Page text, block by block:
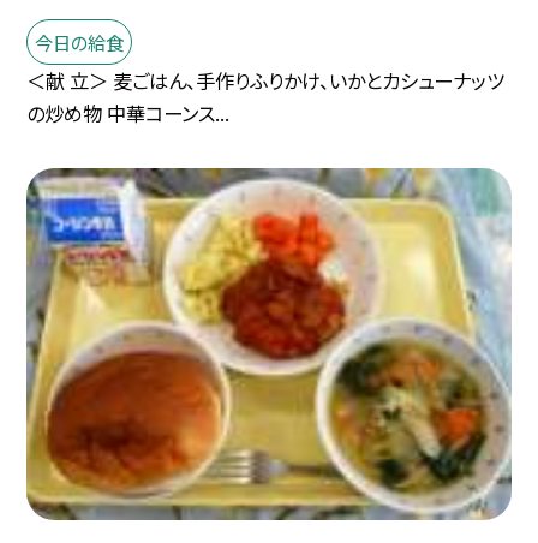
今日の給食
＜献 立＞ 麦ごはん、手作りふりかけ、いかとカシューナッツ
の炒め物 中華コーンス...